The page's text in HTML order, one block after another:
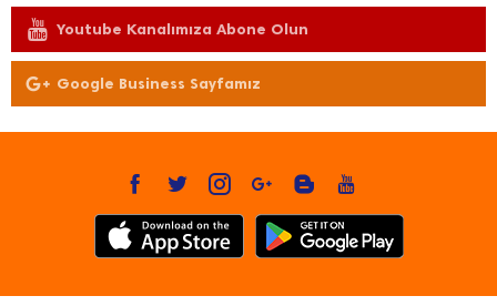
Youtube Kanalımıza Abone Olun
Google Business Sayfamız